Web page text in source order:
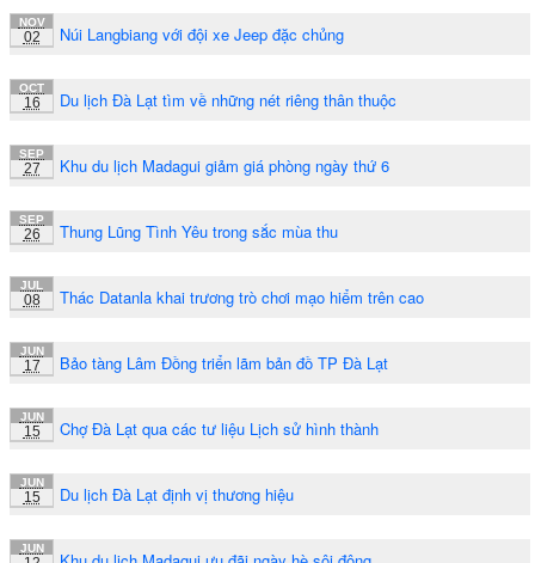
NOV
02 Núi Langbiang với đội xe Jeep đặc chủng
OCT
16 Du lịch Đà Lạt tìm về những nét riêng thân thuộc
SEP
27 Khu du lịch Madagui giảm giá phòng ngày thứ 6
SEP
26 Thung Lũng Tình Yêu trong sắc mùa thu
JUL
08 Thác Datanla khai trương trò chơi mạo hiểm trên cao
JUN
17 Bảo tàng Lâm Đồng triển lãm bản đồ TP Đà Lạt
JUN
15 Chợ Đà Lạt qua các tư liệu Lịch sử hình thành
JUN
15 Du lịch Đà Lạt định vị thương hiệu
JUN